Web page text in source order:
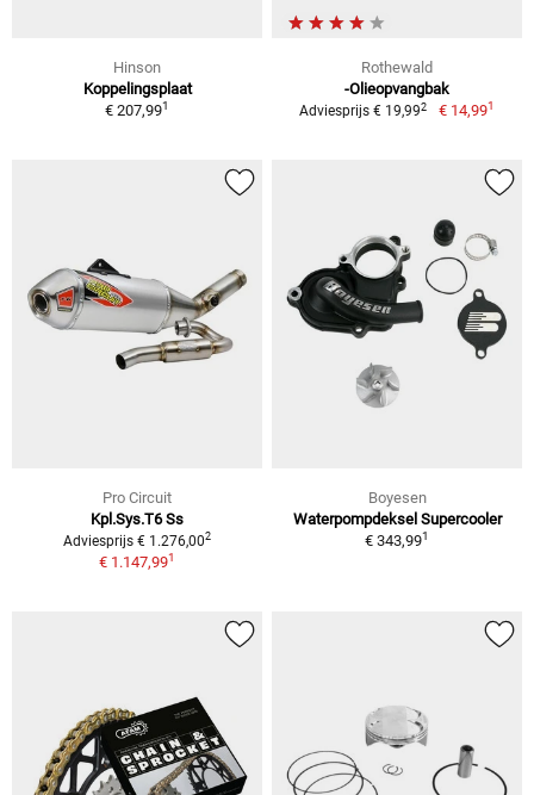
Hinson
Koppelingsplaat
€ 207,991
Rothewald
-Olieopvangbak
Adviesprijs € 19,992 € 14,991
Pro Circuit
Kpl.Sys.T6 Ss
Adviesprijs € 1.276,002
€ 1.147,991
Boyesen
Waterpompdeksel Supercooler
€ 343,991